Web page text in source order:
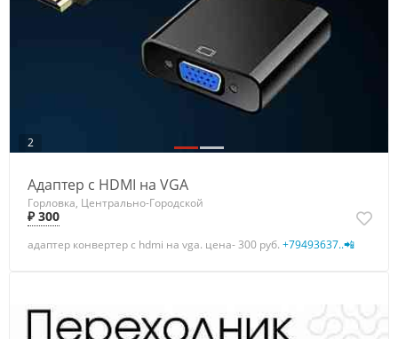
2
Адаптер с HDMI на VGA
Горловка, Центрально-Городской
₽ 300
адаптер конвертер с hdmi на vga. цена- 300 руб. +79493637..📲